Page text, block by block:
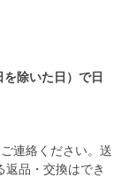
除いた日）で日
連絡ください。送
品・交換はでき